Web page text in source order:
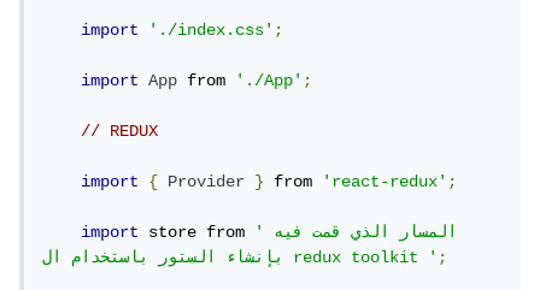
import './index.css';
import App from './App';
// REDUX
import { Provider } from 'react-redux';
import store from 'المسار الذي قمت فيه
بإنشاء الستور باستخدام ال redux toolkit ';